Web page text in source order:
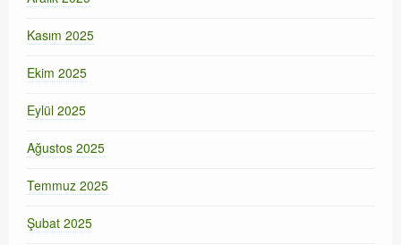
Kasım 2025
Ekim 2025
Eylül 2025
Ağustos 2025
Temmuz 2025
Şubat 2025